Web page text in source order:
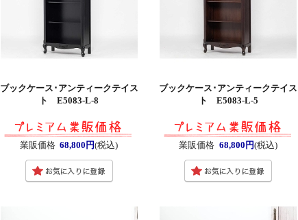
ブックケース･アンティークテイス
ト E5083-L-8
業販価格 68,800円(税込)
ブックケース･アンティークテイス
ト E5083-L-5
業販価格 68,800円(税込)